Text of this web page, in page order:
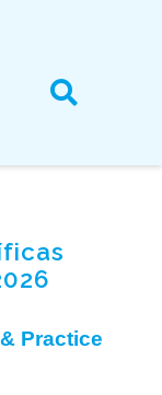
Practice